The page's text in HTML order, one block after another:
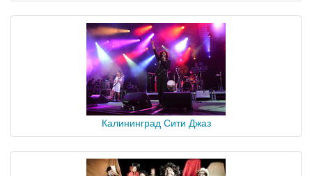
Калининград Сити Джаз